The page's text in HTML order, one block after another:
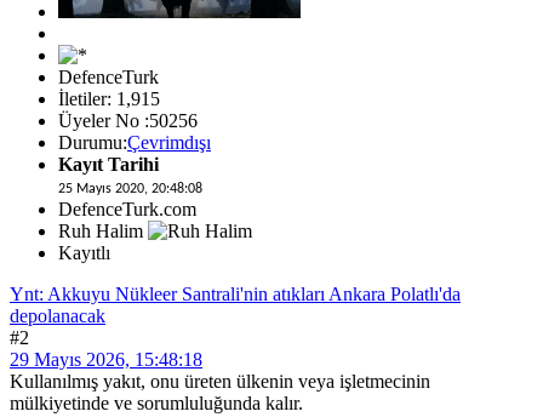
DefenceTurk
İletiler: 1,915
Üyeler No :50256
Durumu:Çevrimdışı
Kayıt Tarihi
25 Mayıs 2020, 20:48:08
DefenceTurk.com
Ruh Halim
Kayıtlı
Ynt: Akkuyu Nükleer Santrali'nin atıkları Ankara Polatlı'da
depolanacak
#2
29 Mayıs 2026, 15:48:18
Kullanılmış yakıt, onu üreten ülkenin veya işletmecinin
mülkiyetinde ve sorumluluğunda kalır.